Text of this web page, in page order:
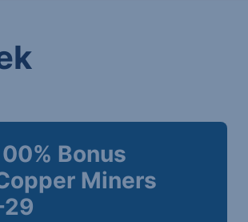
Bonus
Miners
29